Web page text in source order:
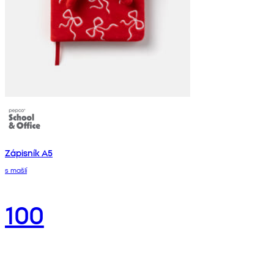
Zápisník A5
s mašlí
100